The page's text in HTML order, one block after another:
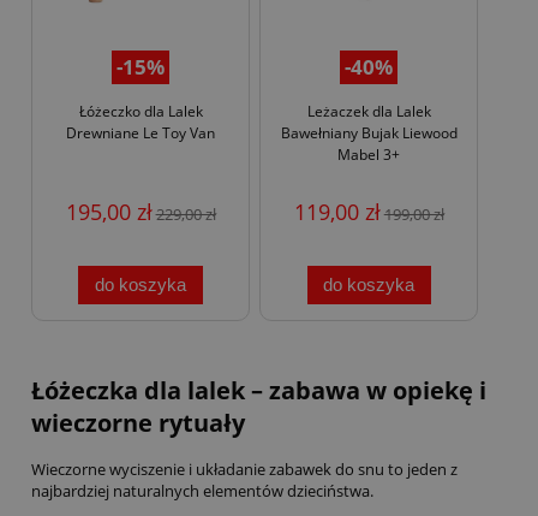
-15%
Łóżeczko dla Lalek
Drewniane Le Toy Van
195,00 zł229,00 zł
do koszyka
-40%
Leżaczek dla Lalek
Bawełniany Bujak Liewood
Mabel 3+
119,00 zł199,00 zł
do koszyka
Łóżeczka dla lalek – zabawa w opiekę i
wieczorne rytuały
Wieczorne wyciszenie i układanie zabawek do snu to jeden z
najbardziej naturalnych elementów dzieciństwa.